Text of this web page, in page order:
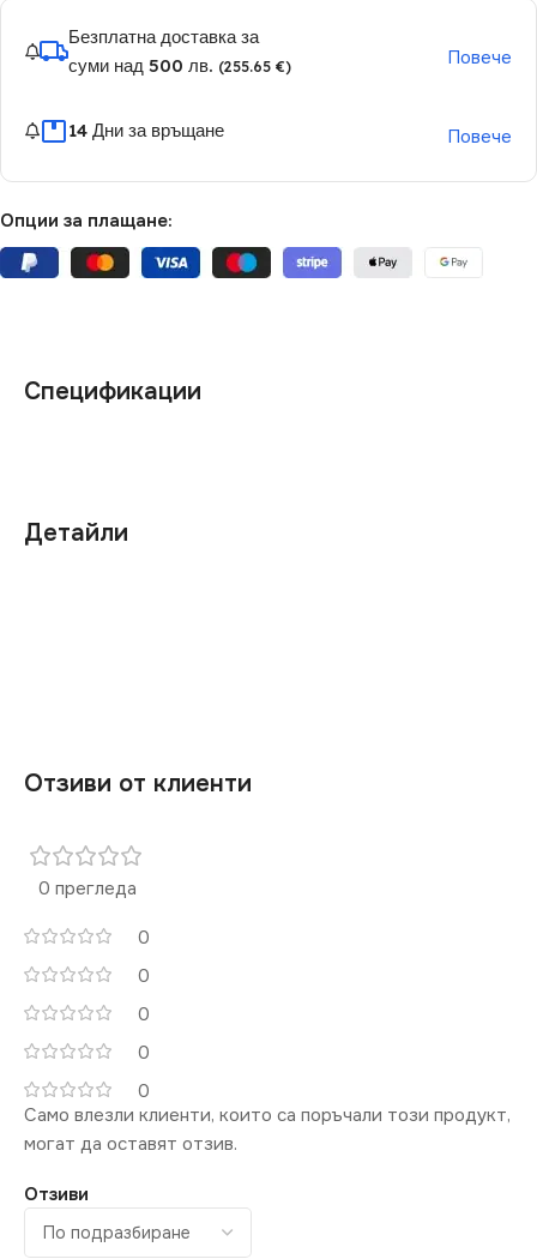
Безплатна доставка за
суми над 500 лв. (255.65 €) Повече
14 Дни за връщане Повече
Опции за плащане:
Детайли
Спецификации
Отзиви от клиенти
0 прегледа
0
0
0
0
0
Отзиви
Само влезли клиенти, които са поръчали този продукт,
могат да оставят отзив.